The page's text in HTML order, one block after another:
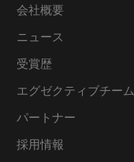
会社概要
ニュース
受賞歴
エグゼクティブチーム
パートナー
採用情報